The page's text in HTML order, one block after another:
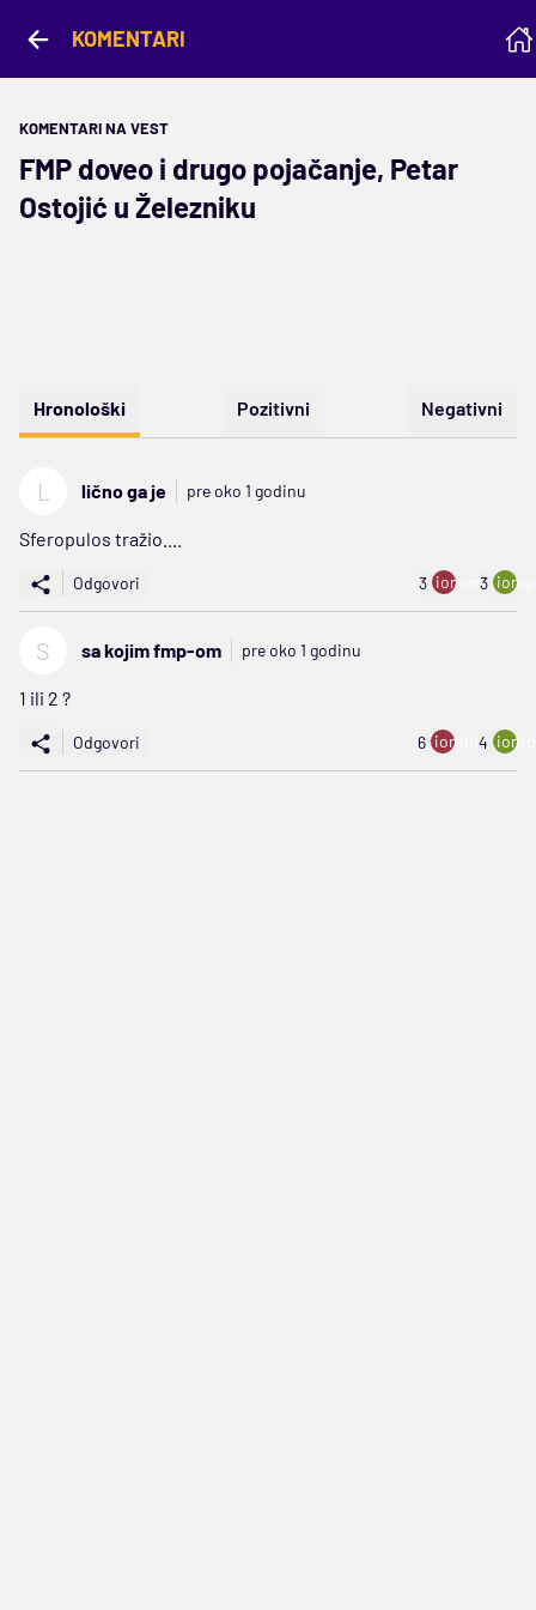
KOMENTARI
KOMENTARI NA VEST
FMP doveo i drugo pojačanje, Petar
Ostojić u Železniku
Hronološki Pozitivni Negativni
L lično ga je pre oko 1 godinu
Sferopulos tražio....
Odgovori 3 ion:minus
3
S sa kojim fmp-om pre oko 1 godinu
1 ili 2 ?
Odgovori 6 ion:minus
4